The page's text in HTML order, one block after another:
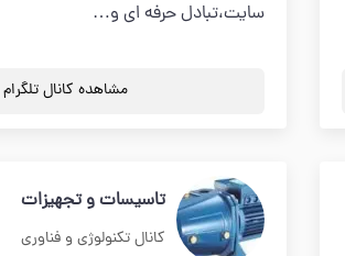
سایت،تبادل حرفه ای و…
مشاهده کانال تلگرام
تاسیسات و تجهیزات
کانال تکنولوژی و فناوری